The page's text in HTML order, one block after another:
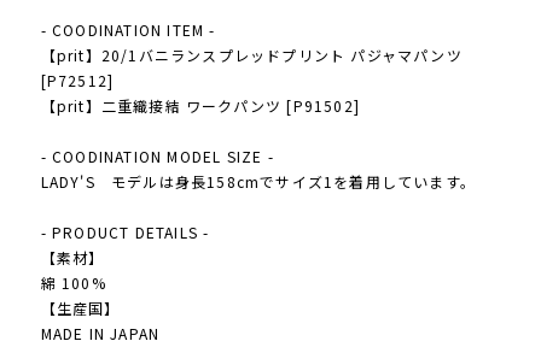
- COODINATION ITEM -
【prit】20/1バニランスプレッドプリント パジャマパンツ
[P72512]
【prit】二重織接結 ワークパンツ [P91502]
- COODINATION MODEL SIZE -
LADY'S モデルは身長158cmでサイズ1を着用しています。
- PRODUCT DETAILS -
【素材】
綿 100%
【生産国】
MADE IN JAPAN